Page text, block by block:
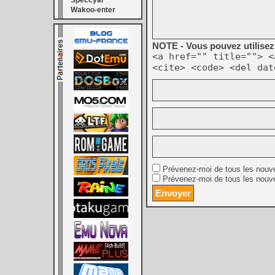
Wakoo-enter
NOTE - Vous pouvez
<a href="" title="">
<cite> <code> <del
Prévenez-moi de tous les
Prévenez-moi de tous les